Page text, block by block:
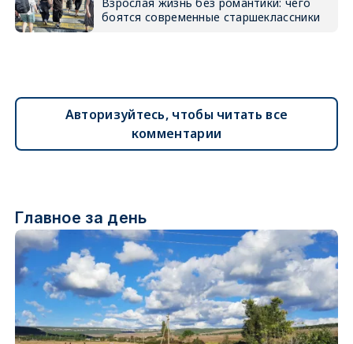
боятся современные старшеклассники
Авторизуйтесь, чтобы читать все
комментарии
Главное за день